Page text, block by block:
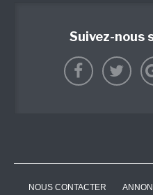
Suivez-nous
NOUS CONTACTER